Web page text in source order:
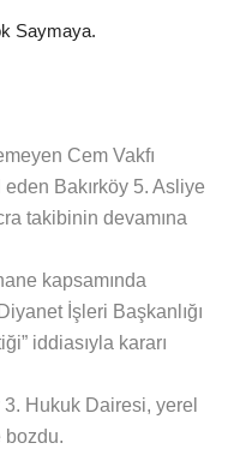
Saymaya.
Cem Vakfı
eden Bakırköy 5. Asliye
takibinin devamına
kapsamında
İşleri Başkanlığı
iddiasıyla kararı
Hukuk Dairesi, yerel
bozdu.